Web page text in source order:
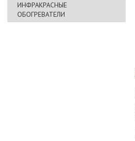
ИНФРАКРАСНЫЕ
ОБОГРЕВАТЕЛИ